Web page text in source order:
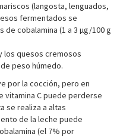
(langosta, lenguados,
fermentados se
cobalamina (1 a 3 µg/100 g
los quesos cremosos
peso húmedo.
por la cocción, pero en
vitamina C puede perderse
se realiza a altas
de la leche puede
(el 7% por